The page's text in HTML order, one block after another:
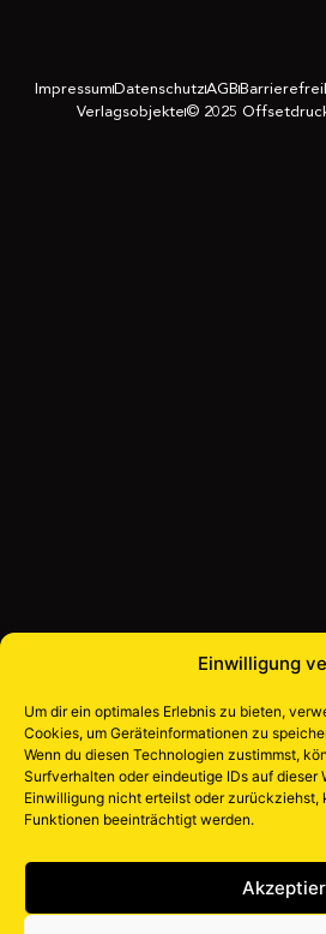
Einwilligung
Um dir ein optimales Erlebnis zu bieten,
Cookies, um Geräteinformationen zu
Wenn du diesen Technologien zustimmst,
Surfverhalten oder eindeutige IDs auf dieser
Einwilligung nicht erteilst oder zurückziehst,
Funktionen beeinträchtigt werden.
ImpressumDatenschutzAGB
Verlagsobjekte© 2025